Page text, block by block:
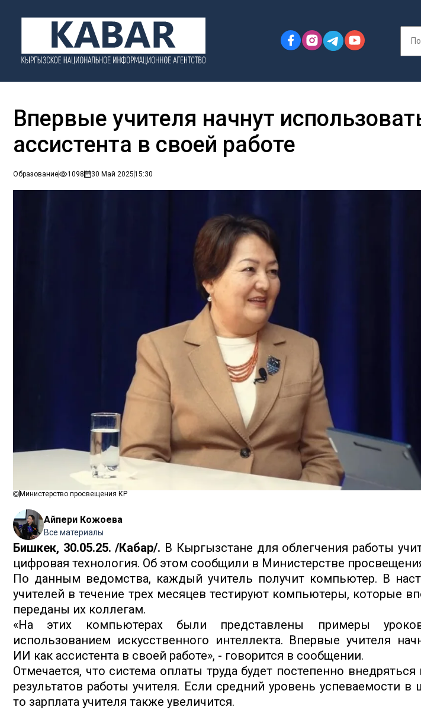
Впервые учителя начнут
ассистента в своей работе
Образование 1098 30 Май 202515:30
Министерство просвещения КР
Айпери Кожоева
Все материалы
Бишкек, 30.05.25. /Кабар/. В Кыргызстане для облегчения работы
цифровая технология. Об этом сообщили в Министерстве
По данным ведомства, каждый учитель получит компьютер. В
учителей в течение трех месяцев тестируют компьютеры, которые
переданы их коллегам.
«На этих компьютерах были представлены примеры
использованием искусственного интеллекта. Впервые учителя
ИИ как ассистента в своей работе», - говорится в сообщении.
Отмечается, что система оплаты труда будет постепенно
результатов работы учителя. Если средний уровень успеваемости
то зарплата учителя также увеличится.